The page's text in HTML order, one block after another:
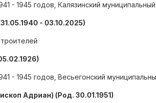
- 1945 годов, Калязинский
- 03.10.2025)
- 1945 годов, Весьегонский
Адриан) (Род. 30.01.1951)